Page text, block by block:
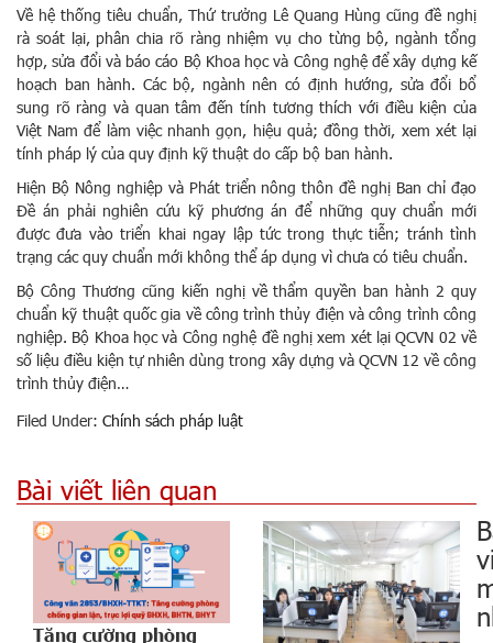
Về hệ thống tiêu chuẩn, Thứ trưởng Lê Quang Hùng cũng đề nghị
rà soát lại, phân chia rõ ràng nhiệm vụ cho từng bộ, ngành tổng
hợp, sửa đổi và báo cáo Bộ Khoa học và Công nghệ để xây dựng kế
hoạch ban hành. Các bộ, ngành nên có định hướng, sửa đổi bổ
sung rõ ràng và quan tâm đến tính tương thích với điều kiện của
Việt Nam để làm việc nhanh gọn, hiệu quả; đồng thời, xem xét lại
tính pháp lý của quy định kỹ thuật do cấp bộ ban hành.
Hiện Bộ Nông nghiệp và Phát triển nông thôn đề nghị Ban chỉ đạo
Đề án phải nghiên cứu kỹ phương án để những quy chuẩn mới
được đưa vào triển khai ngay lập tức trong thực tiễn; tránh tình
trạng các quy chuẩn mới không thể áp dụng vì chưa có tiêu chuẩn.
Bộ Công Thương cũng kiến nghị về thẩm quyền ban hành 2 quy
chuẩn kỹ thuật quốc gia về công trình thủy điện và công trình công
nghiệp. Bộ Khoa học và Công nghệ đề nghị xem xét lại QCVN 02 về
số liệu điều kiện tự nhiên dùng trong xây dựng và QCVN 12 về công
trình thủy điện…
Filed Under: Chính sách pháp luật
Bài viết liên quan
Tăng cường phòng